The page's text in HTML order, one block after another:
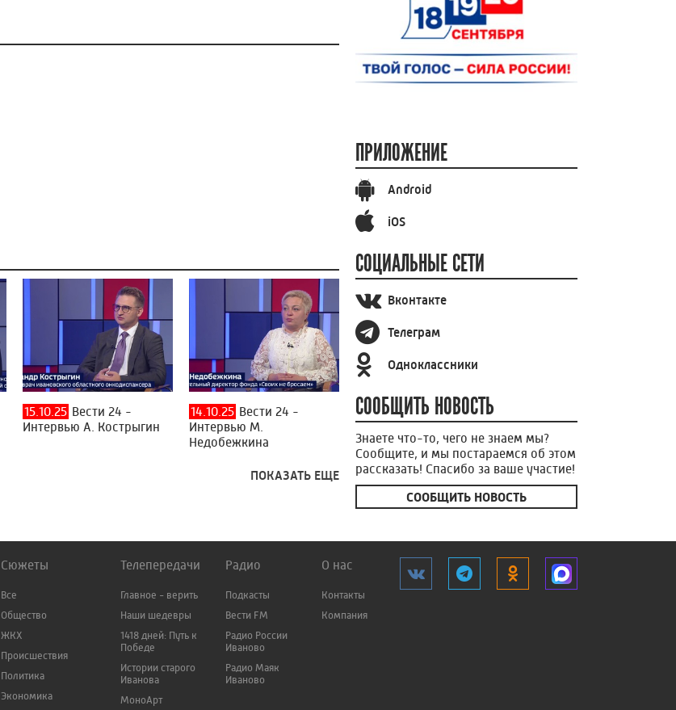
15.10.25 Вести 24 -
Интервью А. Кострыгин
14.10.25 Вести 24 -
Интервью М.
Недобежкина
ПОКАЗАТЬ ЕЩЕ
ПРИЛОЖЕНИЕ
Android
iOS
СОЦИАЛЬНЫЕ СЕТИ
Вконтакте
Телеграм
Одноклассники
СООБЩИТЬ НОВОСТЬ
Знаете что-то, чего не знаем мы?
Сообщите, и мы постараемся об этом
рассказать! Спасибо за ваше участие!
СООБЩИТЬ НОВОСТЬ
Сюжеты
Все
Общество
ЖКХ
Происшествия
Политика
Экономика
Телепередачи
Главное - верить
Наши шедевры
1418 дней: Путь к
Победе
Истории старого
Иванова
МоноАрт
Радио
Подкасты
Вести FM
Радио России
Иваново
Радио Маяк
Иваново
О нас
Контакты
Компания